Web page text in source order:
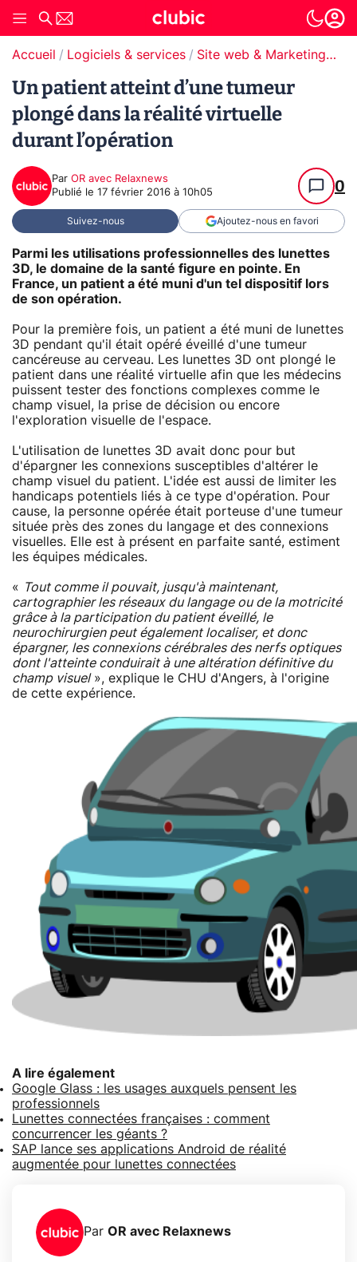
Accueil Logiciels & services Site web & Marketing Digital
Un patient atteint d’une tumeur
plongé dans la réalité virtuelle
durant l’opération
Par OR avec Relaxnews
Publié le 17 février 2016 à 10h05 0
Suivez-nous Ajoutez-nous en favori
Parmi les utilisations professionnelles des lunettes
3D, le domaine de la santé figure en pointe. En
France, un patient a été muni d'un tel dispositif lors
de son opération.
Pour la première fois, un patient a été muni de lunettes
3D pendant qu'il était opéré éveillé d'une tumeur
cancéreuse au cerveau. Les lunettes 3D ont plongé le
patient dans une réalité virtuelle afin que les médecins
puissent tester des fonctions complexes comme le
champ visuel, la prise de décision ou encore
l'exploration visuelle de l'espace.
L'utilisation de lunettes 3D avait donc pour but
d'épargner les connexions susceptibles d'altérer le
champ visuel du patient. L'idée est aussi de limiter les
handicaps potentiels liés à ce type d'opération. Pour
cause, la personne opérée était porteuse d'une tumeur
située près des zones du langage et des connexions
visuelles. Elle est à présent en parfaite santé, estiment
les équipes médicales.
« Tout comme il pouvait, jusqu'à maintenant,
cartographier les réseaux du langage ou de la motricité
grâce à la participation du patient éveillé, le
neurochirurgien peut également localiser, et donc
épargner, les connexions cérébrales des nerfs optiques
dont l'atteinte conduirait à une altération définitive du
champ visuel», explique le CHU d'Angers, à l'origine
de cette expérience.
A lire également
Google Glass : les usages auxquels pensent les
professionnels
Lunettes connectées françaises : comment
concurrencer les géants ?
SAP lance ses applications Android de réalité
augmentée pour lunettes connectées
Par OR avec Relaxnews